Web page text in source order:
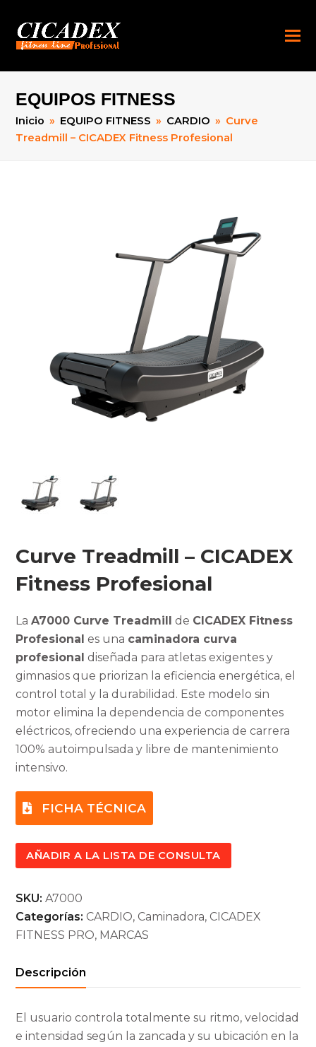
EQUIPOS FITNESS
Inicio » EQUIPO FITNESS » CARDIO » Curve
Treadmill – CICADEX Fitness Profesional
Curve Treadmill – CICADEX
Fitness Profesional
LaA7000 Curve Treadmill de CICADEX Fitness
Profesional es una caminadora curva
profesional diseñada para atletas exigentes y
gimnasios que priorizan la eficiencia energética, el
control total y la durabilidad. Este modelo sin
motor elimina la dependencia de componentes
eléctricos, ofreciendo una experiencia de carrera
100% autoimpulsada y libre de mantenimiento
intensivo.
FICHA TÉCNICA
AÑADIR A LA LISTA DE CONSULTA
SKU: A7000
Categorías: CARDIO, Caminadora, CICADEX
FITNESS PRO, MARCAS
Descripción
El usuario controla totalmente su ritmo, velocidad
e intensidad según la zancada y su ubicación en la